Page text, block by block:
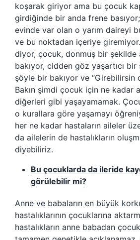
koşarak giriyor ama bu çocuk
girdiğinde bir anda frene
evinde var olan o yarım daireyi
ve bu noktadan içeriye
diyor, çocuk, donmuş bir şekilde
bakıyor, cidden göz yaşartıcı
şöyle bir bakıyor ve “Girebilirsin
Bakın şimdi çocuk için ne kadar
diğerleri gibi yaşayamamak.
o kurallara göre yaşamayı
her ne kadar hastaların aileler
da ailelerin de hastalıkların
diyebiliriz.
Bu çocuklarda da ileride
görülebilir mi?
Anne ve babaların en büyük
hastalıklarının çocuklarına
hastalıkların anne babadan